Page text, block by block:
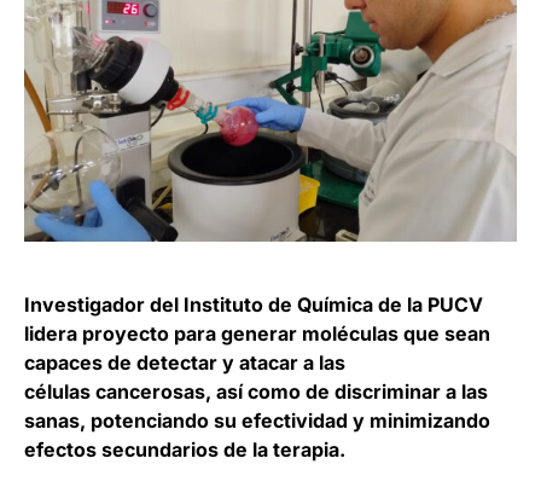
Investigador del Instituto de Química de la PUCV
lidera proyecto para generar moléculas que sean
capaces de detectar y atacar a las
células cancerosas, así como de discriminar a las
sanas, potenciando su efectividad y minimizando
efectos secundarios de la terapia.